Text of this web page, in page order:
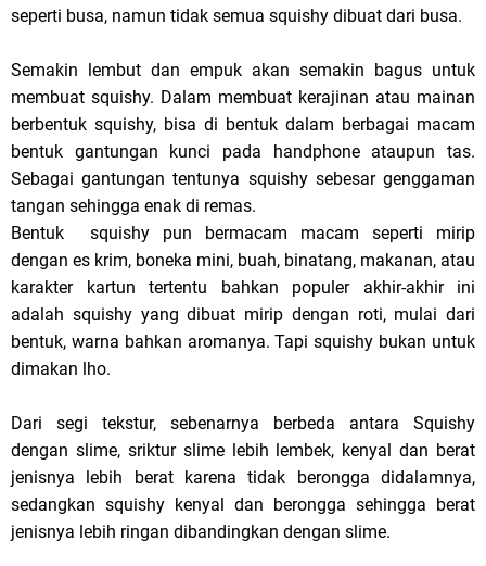
t
,
p
e
a
s
seperti busa, namun tidak semua squishy dibuat dari busa.
Semakin lembut dan empuk akan semakin bagus untuk
membuat squishy. Dalam membuat kerajinan atau mainan
berbentuk squishy, bisa di bentuk dalam berbagai macam
bentuk gantungan kunci pada handphone ataupun tas.
Sebagai gantungan tentunya squishy sebesar genggaman
tangan sehingga enak di remas.
Bentuk squishy pun bermacam macam seperti mirip
dengan es krim, boneka mini, buah, binatang, makanan, atau
karakter kartun tertentu bahkan populer akhir-akhir ini
adalah squishy yang dibuat mirip dengan roti, mulai dari
bentuk, warna bahkan aromanya. Tapi squishy bukan untuk
dimakan lho.
Dari segi tekstur, sebenarnya berbeda antara Squishy
dengan slime, sriktur slime lebih lembek, kenyal dan berat
jenisnya lebih berat karena tidak berongga didalamnya,
sedangkan squishy kenyal dan berongga sehingga berat
jenisnya lebih ringan dibandingkan dengan slime.